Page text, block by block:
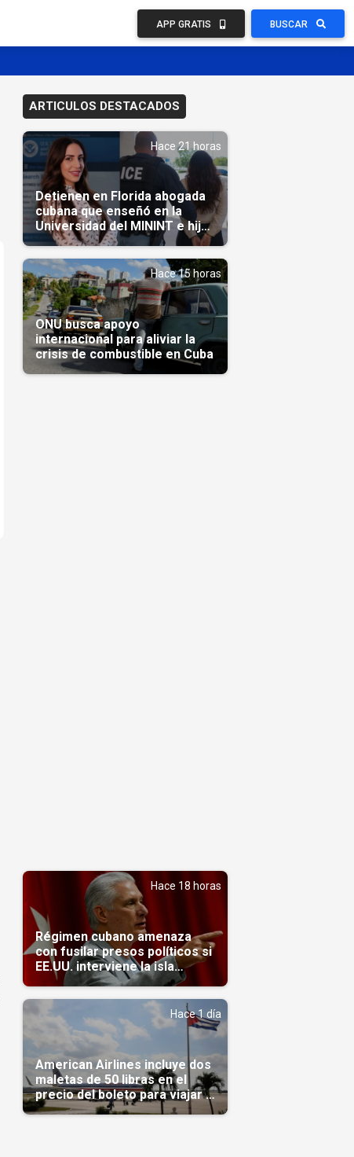
APP GRATIS BUSCAR
ARTICULOS DESTACADOS
Hace 21 horas
Detienen en Florida abogada
cubana que enseñó en la
Universidad del MININT e hija
de diplomático cubano
Hace 15 horas
ONU busca apoyo
internacional para aliviar la
crisis de combustible en Cuba
Hace 18 horas
Régimen cubano amenaza
con fusilar presos políticos si
EE.UU. interviene la isla
(Video)
Hace 1 día
American Airlines incluye dos
maletas de 50 libras en el
precio del boleto para viajar a
Cuba en agosto